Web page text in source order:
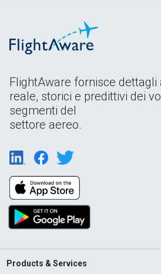
FlightAware fornisce dettagli
reale, storici e predittivi dei
segmenti del
settore aereo.
Products & Services